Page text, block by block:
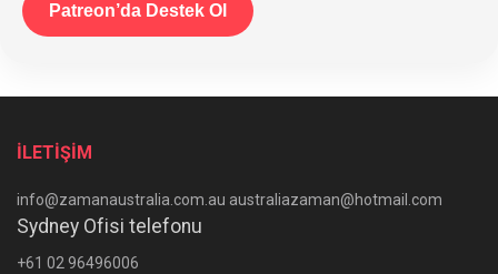
Patreon’da Destek Ol
İLETİŞİM
info@zamanaustralia.com.au australiazaman@hotmail.com
Sydney Ofisi telefonu
+61 02 96496006